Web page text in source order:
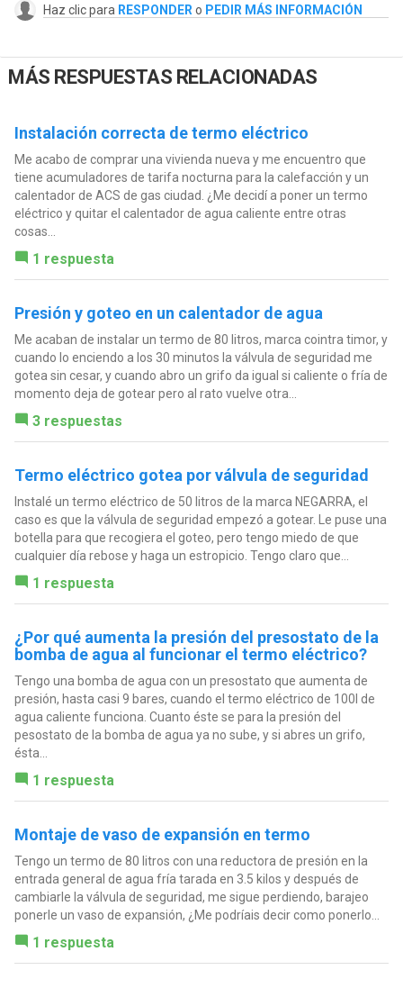
Haz clic para RESPONDER o PEDIR MÁS INFORMACIÓN
MÁS RESPUESTAS RELACIONADAS
Instalación correcta de termo eléctrico
Me acabo de comprar una vivienda nueva y me encuentro que
tiene acumuladores de tarifa nocturna para la calefacción y un
calentador de ACS de gas ciudad. ¿Me decidí a poner un termo
eléctrico y quitar el calentador de agua caliente entre otras
cosas...
1 respuesta
Presión y goteo en un calentador de agua
Me acaban de instalar un termo de 80 litros, marca cointra timor, y
cuando lo enciendo a los 30 minutos la válvula de seguridad me
gotea sin cesar, y cuando abro un grifo da igual si caliente o fría de
momento deja de gotear pero al rato vuelve otra...
3 respuestas
Termo eléctrico gotea por válvula de seguridad
Instalé un termo eléctrico de 50 litros de la marca NEGARRA, el
caso es que la válvula de seguridad empezó a gotear. Le puse una
botella para que recogiera el goteo, pero tengo miedo de que
cualquier día rebose y haga un estropicio. Tengo claro que...
1 respuesta
¿Por qué aumenta la presión del presostato de la
bomba de agua al funcionar el termo eléctrico?
Tengo una bomba de agua con un presostato que aumenta de
presión, hasta casi 9 bares, cuando el termo eléctrico de 100l de
agua caliente funciona. Cuanto éste se para la presión del
pesostato de la bomba de agua ya no sube, y si abres un grifo,
ésta...
1 respuesta
Montaje de vaso de expansión en termo
Tengo un termo de 80 litros con una reductora de presión en la
entrada general de agua fría tarada en 3.5 kilos y después de
cambiarle la válvula de seguridad, me sigue perdiendo, barajeo
ponerle un vaso de expansión, ¿Me podríais decir como ponerlo...
1 respuesta